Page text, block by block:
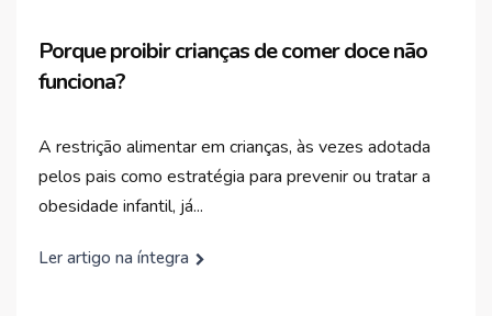
Porque proibir crianças de comer doce não
funciona?
A restrição alimentar em crianças, às vezes adotada
pelos pais como estratégia para prevenir ou tratar a
obesidade infantil, já...
Ler artigo na íntegra